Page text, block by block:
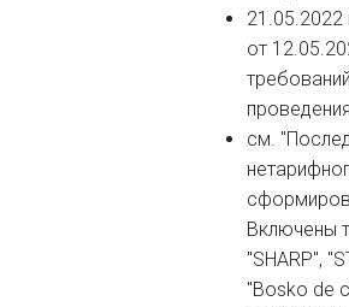
21.05.2022
от
см.
Включены
"SHARP",
"Bosko de